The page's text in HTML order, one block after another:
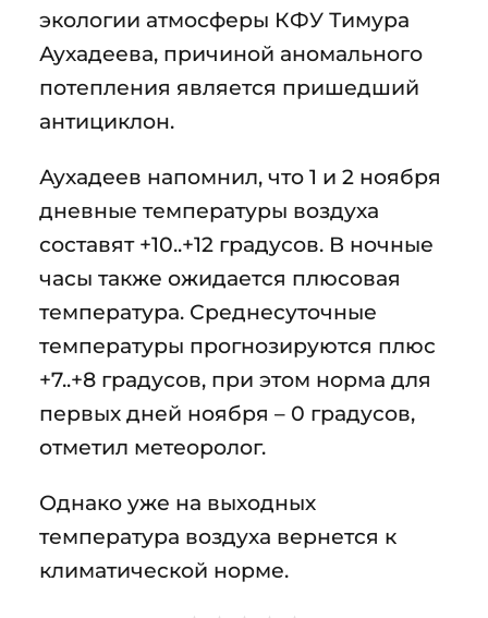
экологии атмосферы КФУ Тимура
Аухадеева, причиной аномального
потепления является пришедший
антициклон.
Аухадеев напомнил, что 1 и 2 ноября
дневные температуры воздуха
составят +10..+12 градусов. В ночные
часы также ожидается плюсовая
температура. Среднесуточные
температуры прогнозируются плюс
+7..+8 градусов, при этом норма для
первых дней ноября – 0 градусов,
отметил метеоролог.
Однако уже на выходных
температура воздуха вернется к
климатической норме.